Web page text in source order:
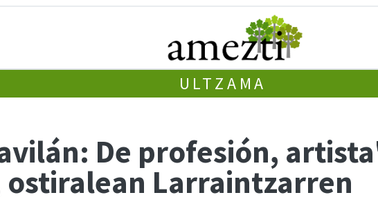
ULTZAMA
De profesión,
Larraintzarren